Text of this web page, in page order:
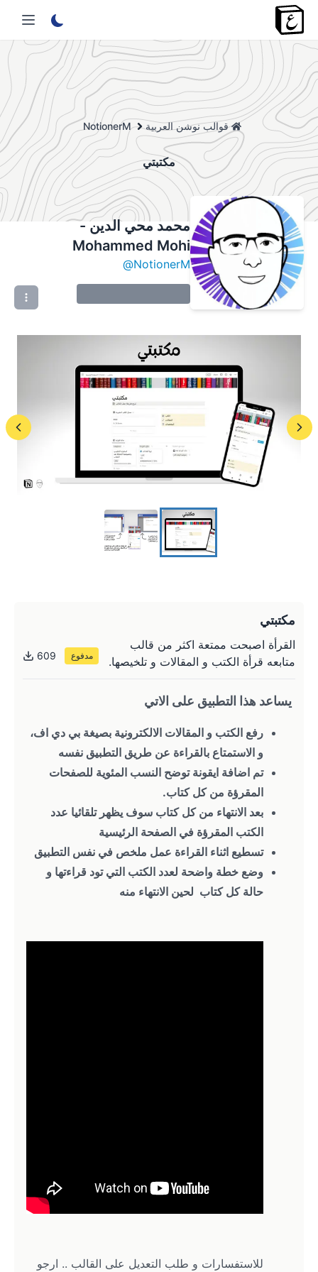
قوالب نوشن العربية NotionerM
مكتبتي
محمد محي الدين -
Mohammed Mohi
NotionerM
@
مكتبتي
القرأة اصبحت ممتعة اكثر من قالب
متابعه قرأة الكتب و المقالات و تلخيصها.
مدفوع 609
يساعد هذا التطبيق على الاتي
رفع الكتب و المقالات الالكترونية بصيغة بي دي اف،
و الاستمتاع بالقراءة عن طريق التطبيق نفسه
تم اضافة ايقونة توضح النسب المئوية للصفحات
المقرؤة من كل كتاب.
بعد الانتهاء من كل كتاب سوف يظهر تلقائيا عدد
الكتب المقرؤة في الصفحة الرئيسية
تسطيع اثناء القراءة عمل ملخص في نفس التطبيق
وضع خطة واضحة لعدد الكتب التي تود قراءتها و
حالة كل كتاب  لحين الانتهاء منه
للاستفسارات و طلب التعديل على القالب .. ارجو